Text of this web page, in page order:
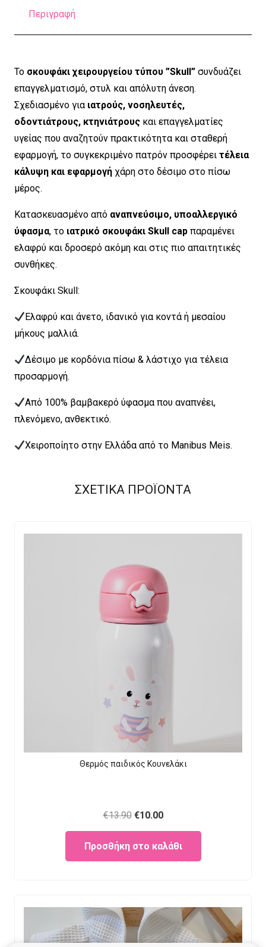
Περιγραφή
Το σκουφάκι χειρουργείου τύπου ”Skull” συνδυάζει
επαγγελματισμό, στυλ και απόλυτη άνεση.
Σχεδιασμένο για ιατρούς, νοσηλευτές,
οδοντιάτρους, κτηνιάτρους και επαγγελματίες
υγείας που αναζητούν πρακτικότητα και σταθερή
εφαρμογή, το συγκεκριμένο πατρόν προσφέρει τέλεια
κάλυψη και εφαρμογή χάρη στο δέσιμο στο πίσω
μέρος.
Κατασκευασμένο από αναπνεύσιμο, υποαλλεργικό
ύφασμα, το ιατρικό σκουφάκι Skull cap παραμένει
ελαφρύ και δροσερό ακόμη και στις πιο απαιτητικές
συνθήκες.
Σκουφάκι Skull:
Ελαφρύ και άνετο, ιδανικό για κοντά ή μεσαίου
μήκους μαλλιά.
Δέσιμο με κορδόνια πίσω & λάστιχο για τέλεια
προσαρμογή.
Από 100% βαμβακερό ύφασμα που αναπνέει,
πλενόμενο, ανθεκτικό.
Χειροποίητο στην Ελλάδα από το Manibus Meis.
ΣΧΕΤΙΚΑ ΠΡΟΪΟΝΤΑ
Θερμός παιδικός Κουνελάκι
€13.90 Original
price
was:
€13.90.
€10.00Current
price
is:
€10.00.
Προσθήκη στο καλάθι